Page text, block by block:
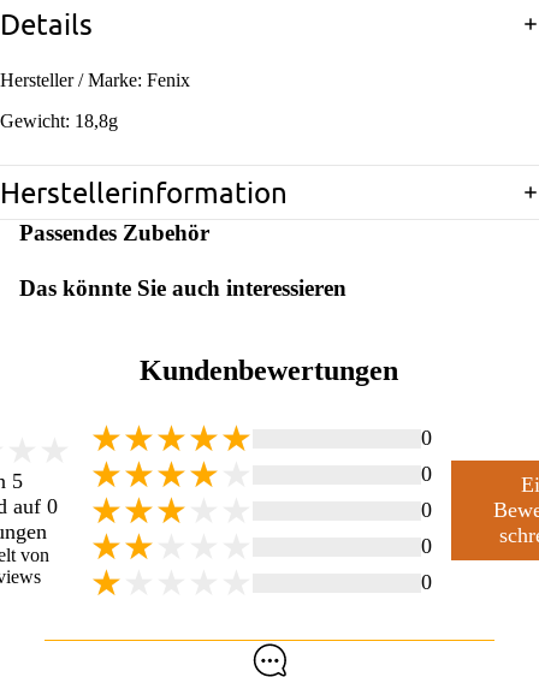
Details
Hersteller / Marke: Fenix
Gewicht: 18,8g
Herstellerinformation
Passendes Zubehör
Das könnte Sie auch interessieren
Kundenbewertungen
5
auf 0
von
0
0
0
0
0